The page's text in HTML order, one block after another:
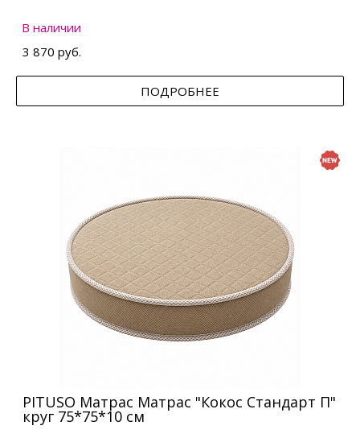
В наличии
3 870 руб.
ПОДРОБНЕЕ
PITUSO Матрас Матрас "Кокос Стандарт П"
круг 75*75*10 см